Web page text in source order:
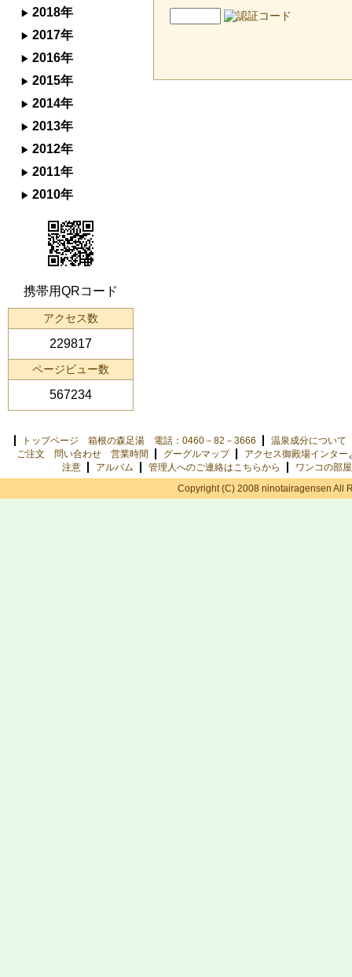
2018年
2017年
2016年
2015年
2014年
2013年
2012年
2011年
2010年
携帯用QRコード
アクセス数
229817
ページビュー数
567234
トップページ 箱根の森足湯 電話：0460－82－3666
温泉成分について
ご注文 問い合わせ 営業時間
グーグルマップ
アクセス御殿場インター
注意
アルバム 管理人へのご連絡はこちらから
ワンコの部屋
Copyright (C) 2008 ninotairagensen All